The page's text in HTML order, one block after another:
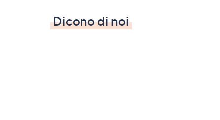
Dicono di noi